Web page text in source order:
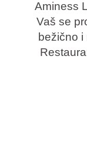
Aminess
Vaš se
bežično i